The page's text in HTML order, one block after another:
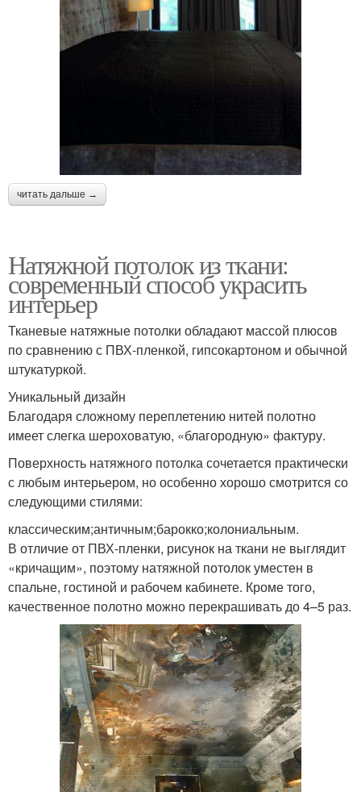
читать дальше →
Натяжной потолок из ткани:
современный способ украсить
интерьер
Тканевые натяжные потолки обладают массой плюсов
по сравнению с ПВХ-пленкой, гипсокартоном и обычной
штукатуркой.
Уникальный дизайн
Благодаря сложному переплетению нитей полотно
имеет слегка шероховатую, «благородную» фактуру.
Поверхность натяжного потолка сочетается практически
с любым интерьером, но особенно хорошо смотрится со
следующими стилями:
классическим;античным;барокко;колониальным.
В отличие от ПВХ-пленки, рисунок на ткани не выглядит
«кричащим», поэтому натяжной потолок уместен в
спальне, гостиной и рабочем кабинете. Кроме того,
качественное полотно можно перекрашивать до 4–5 раз.